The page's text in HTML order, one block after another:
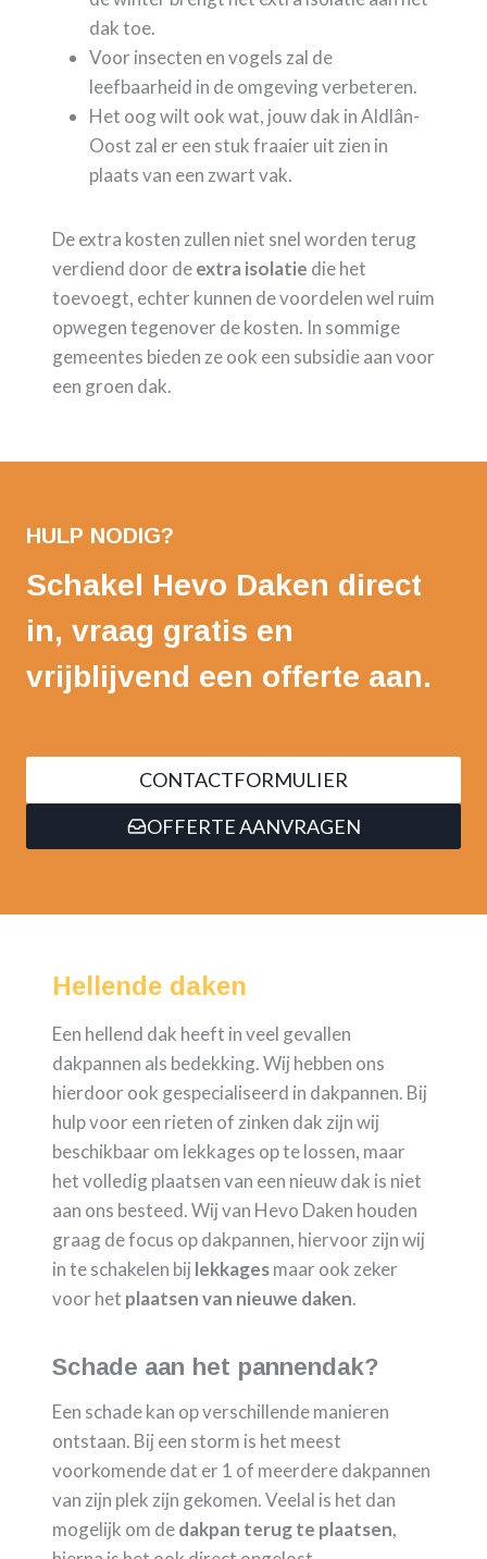
dak toe.
Voor insecten en vogels zal de
leefbaarheid in de omgeving verbeteren.
Het oog wilt ook wat, jouw dak in Aldlân-
Oost zal er een stuk fraaier uit zien in
plaats van een zwart vak.
De extra kosten zullen niet snel worden terug
verdiend door deextra isolatie die het
toevoegt, echter kunnen de voordelen wel ruim
opwegen tegenover de kosten. In sommige
gemeentes bieden ze ook een subsidie aan voor
een groen dak.
HULP NODIG?
Schakel Hevo Daken direct
in, vraag gratis en
vrijblijvend een offerte aan.
CONTACTFORMULIER
OFFERTE AANVRAGEN
Hellende daken
Een hellend dak heeft in veel gevallen
dakpannen als bedekking. Wij hebben ons
hierdoor ook gespecialiseerd in dakpannen. Bij
hulp voor een rieten of zinken dak zijn wij
beschikbaar om lekkages op te lossen, maar
het volledig plaatsen van een nieuw dak is niet
aan ons besteed. Wij van Hevo Daken houden
graag de focus op dakpannen, hiervoor zijn wij
in te schakelen bij lekkagesmaar ook zeker
voor het plaatsen van nieuwe daken.
Schade aan het pannendak?
Een schade kan op verschillende manieren
ontstaan. Bij een storm is het meest
voorkomende dat er 1 of meerdere dakpannen
van zijn plek zijn gekomen. Veelal is het dan
mogelijk om dedakpan terug te plaatsen,